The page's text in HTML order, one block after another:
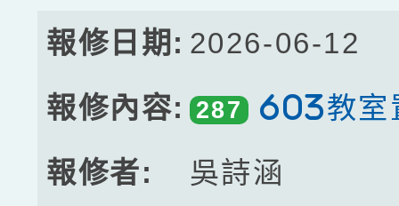
2026-06-12
287 603教室
吳詩涵